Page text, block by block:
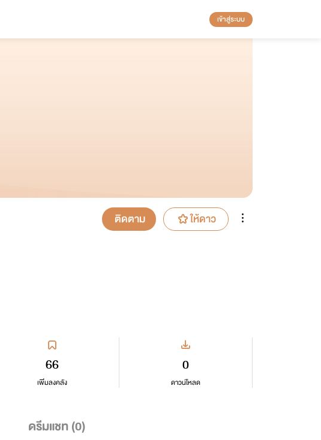
เข้าสู่ระบบ
ติดตาม ให้ดาว
66
เพิ่มลงคลัง
0
ดาวน์โหลด
ดรีมแชท (0)